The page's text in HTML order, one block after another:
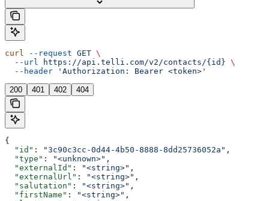
curl --request GET \
  --url
https://api.telli.com/v2/contacts/{id} \
  --header
'Authorization: Bearer <token>'
200 401 402 404
{
  "id"
: "3c90c3cc-0d44-4b50-8888-8dd25736052a" ,
  "type"
: "<unknown>" ,
  "externalId"
: "<string>" ,
  "externalUrl"
: "<string>" ,
  "salutation"
: "<string>" ,
  "firstName"
: "<string>" ,